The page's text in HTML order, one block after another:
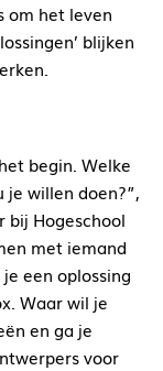
om het leven
blijken
begin. Welke
je willen doen?”,
bij Hogeschool
met iemand
een oplossing
Waar wil je
en ga je
voor